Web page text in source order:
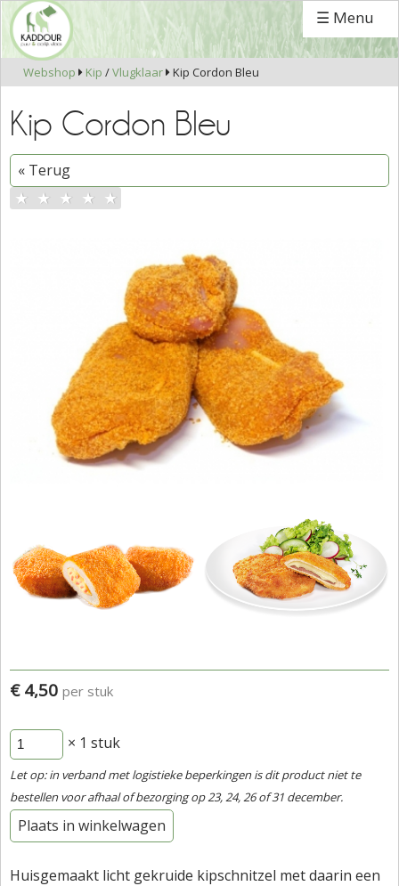
☰ Menu
Webshop  Kip /Vlugklaar  Kip Cordon Bleu
Kip Cordon Bleu
« Terug
★ ★ ★ ★ ★
€ 4,50 per stuk
× 1 stuk
Let op: in verband met logistieke beperkingen is dit product niet te
bestellen voor afhaal of bezorging op 23, 24, 26 of 31 december.
Plaats in winkelwagen
Huisgemaakt licht gekruide kipschnitzel met daarin een